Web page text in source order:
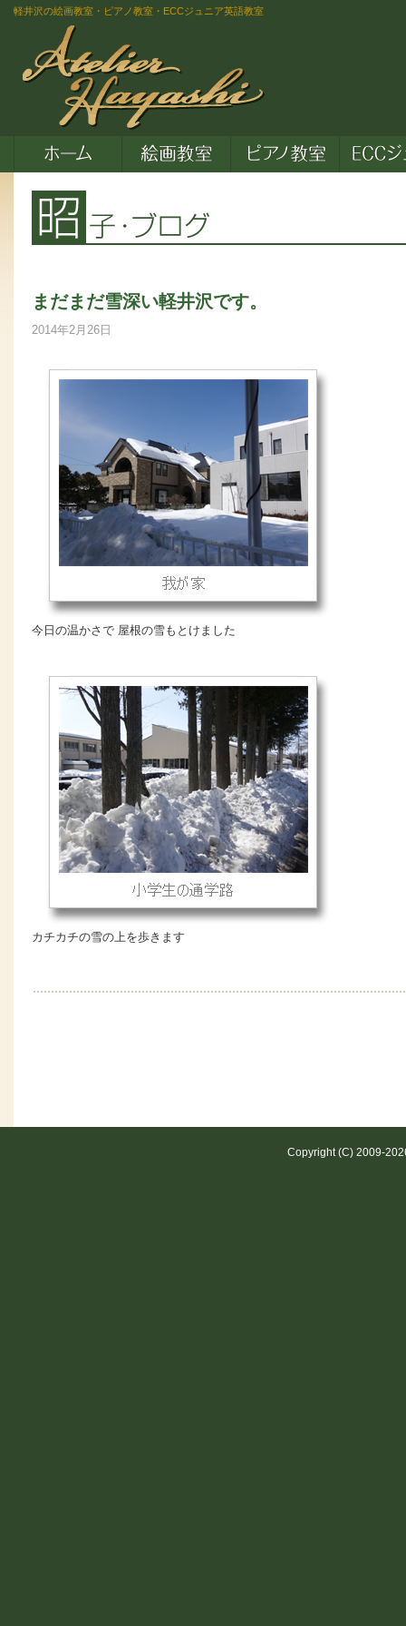
軽井沢の絵画教室・ピアノ教室・ECCジュニア英語教室
まだまだ雪深い軽井沢です。
2014年2月26日
今日の温かさで 屋根の雪もとけました
カチカチの雪の上を歩きます
Copyright (C) 2009-